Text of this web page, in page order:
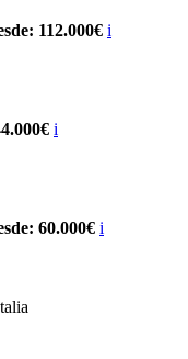
112.000€ i
i
60.000€ i